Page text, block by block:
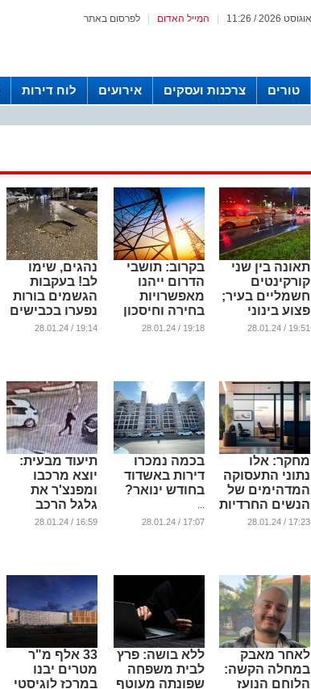
לפרסום באתר המייל האדום
טורים צרכנות ועסקים אירועים לוח דירות
תאונה בין שני
קורקינטים
חשמליים בעיר;
פצוע בינוני
פונה מהמקום
19:51 / 28.01.24
בקרוב: תושבי
הדרום ייהנו
מאפשרויות
בחירה וחיסכון
משמעותיים
19:18 / 28.01.24
נהגים, שימו
לב! בעקבות
הגשמים בורות
נפערו בכבישים
בעיר (וידאו)
19:14 / 28.01.24
מחקר: אלו
נתוני התעסוקה
המדהימים של
הנשים החרדיות
...
17:23 / 28.01.24
בכמה נמכרו
דירות באשדוד
בחודש ינואר?
...
17:07 / 28.01.24
תיעוד מבעית:
יוצא מרכבו
ומפנצ'ר את
גלגל הרכב
שלצידו (וידאו)
16:59 / 28.01.24
לאחר מאבק
במחלה הקשה:
הלוחם הנועז
ללא בושה: פרץ
לבית משפחה
שפונתה מעוטף
33 אלף מ"ר
מטרים יבנו
במרכז לוגיסטי